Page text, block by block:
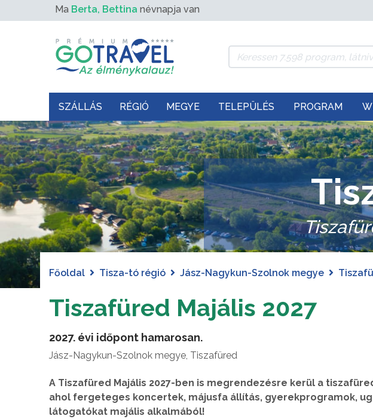
Ma Berta, Bettina névnapja van
SZÁLLÁS RÉGIÓ MEGYE TELEPÜLÉS PROGRAM
Főoldal Tisza-tó régió Jász-Nagykun-Szolnok megye
Tiszafüred Majális 2027
2027. évi időpont hamarosan.
Jász-Nagykun-Szolnok megye, Tiszafüred
A Tiszafüred Majális 2027-ben is megrendezésre kerül a
ahol fergeteges koncertek, májusfa állítás, gyerekprogramok,
látogatókat majális alkalmából!